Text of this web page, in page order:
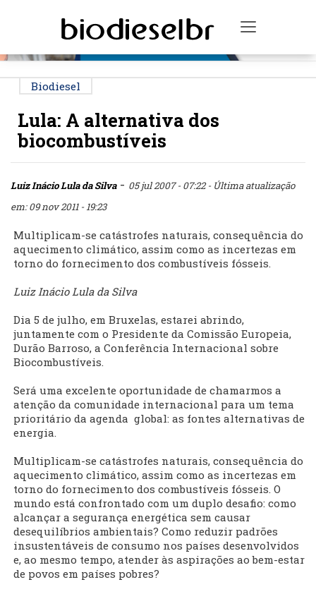
Toggle
Biodiesel
Lula: A alternativa dos
biocombustíveis
Luiz Inácio Lula da Silva- 05 jul 2007 - 07:22- Última atualização
em: 09 nov 2011 - 19:23
Multiplicam-se catástrofes naturais, consequência do
aquecimento climático, assim como as incertezas em
torno do fornecimento dos combustíveis fósseis.
Luiz Inácio Lula da Silva
Dia 5 de julho, em Bruxelas, estarei abrindo,
juntamente com o Presidente da Comissão Europeia,
Durão Barroso, a Conferência Internacional sobre
Biocombustíveis.
Será uma excelente oportunidade de chamarmos a
atenção da comunidade internacional para um tema
prioritário da agenda global: as fontes alternativas de
energia.
Multiplicam-se catástrofes naturais, consequência do
aquecimento climático, assim como as incertezas em
torno do fornecimento dos combustíveis fósseis. O
mundo está confrontado com um duplo desafio: como
alcançar a segurança energética sem causar
desequilíbrios ambientais? Como reduzir padrões
insustentáveis de consumo nos países desenvolvidos
e, ao mesmo tempo, atender às aspirações ao bem-estar
de povos em países pobres?